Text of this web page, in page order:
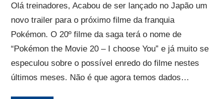
Olá treinadores, Acabou de ser lançado no Japão um
novo trailer para o próximo filme da franquia
Pokémon. O 20º filme da saga terá o nome de
“Pokémon the Movie 20 – I choose You” e já muito se
especulou sobre o possível enredo do filme nestes
últimos meses. Não é que agora temos dados…